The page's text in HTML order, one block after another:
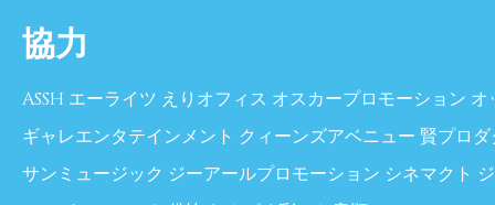
協力
ASSH エーライツ えりオフィス オスカープロモーション
ギャレエンタテインメント クィーンズアベニュー 賢プロ
サンミュージック ジーアールプロモーション シネマクト